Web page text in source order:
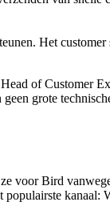
Het customer
of Customer
grote
voor Bird
populairste kanaal: